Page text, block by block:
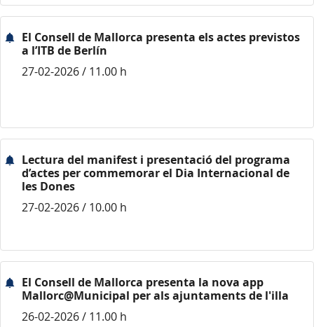
El Consell de Mallorca presenta els actes previstos
a l’ITB de Berlín
27-02-2026 / 11.00 h
Lectura del manifest i presentació del programa
d’actes per commemorar el Dia Internacional de
les Dones
27-02-2026 / 10.00 h
El Consell de Mallorca presenta la nova app
Mallorc@Municipal per als ajuntaments de l'illa
26-02-2026 / 11.00 h